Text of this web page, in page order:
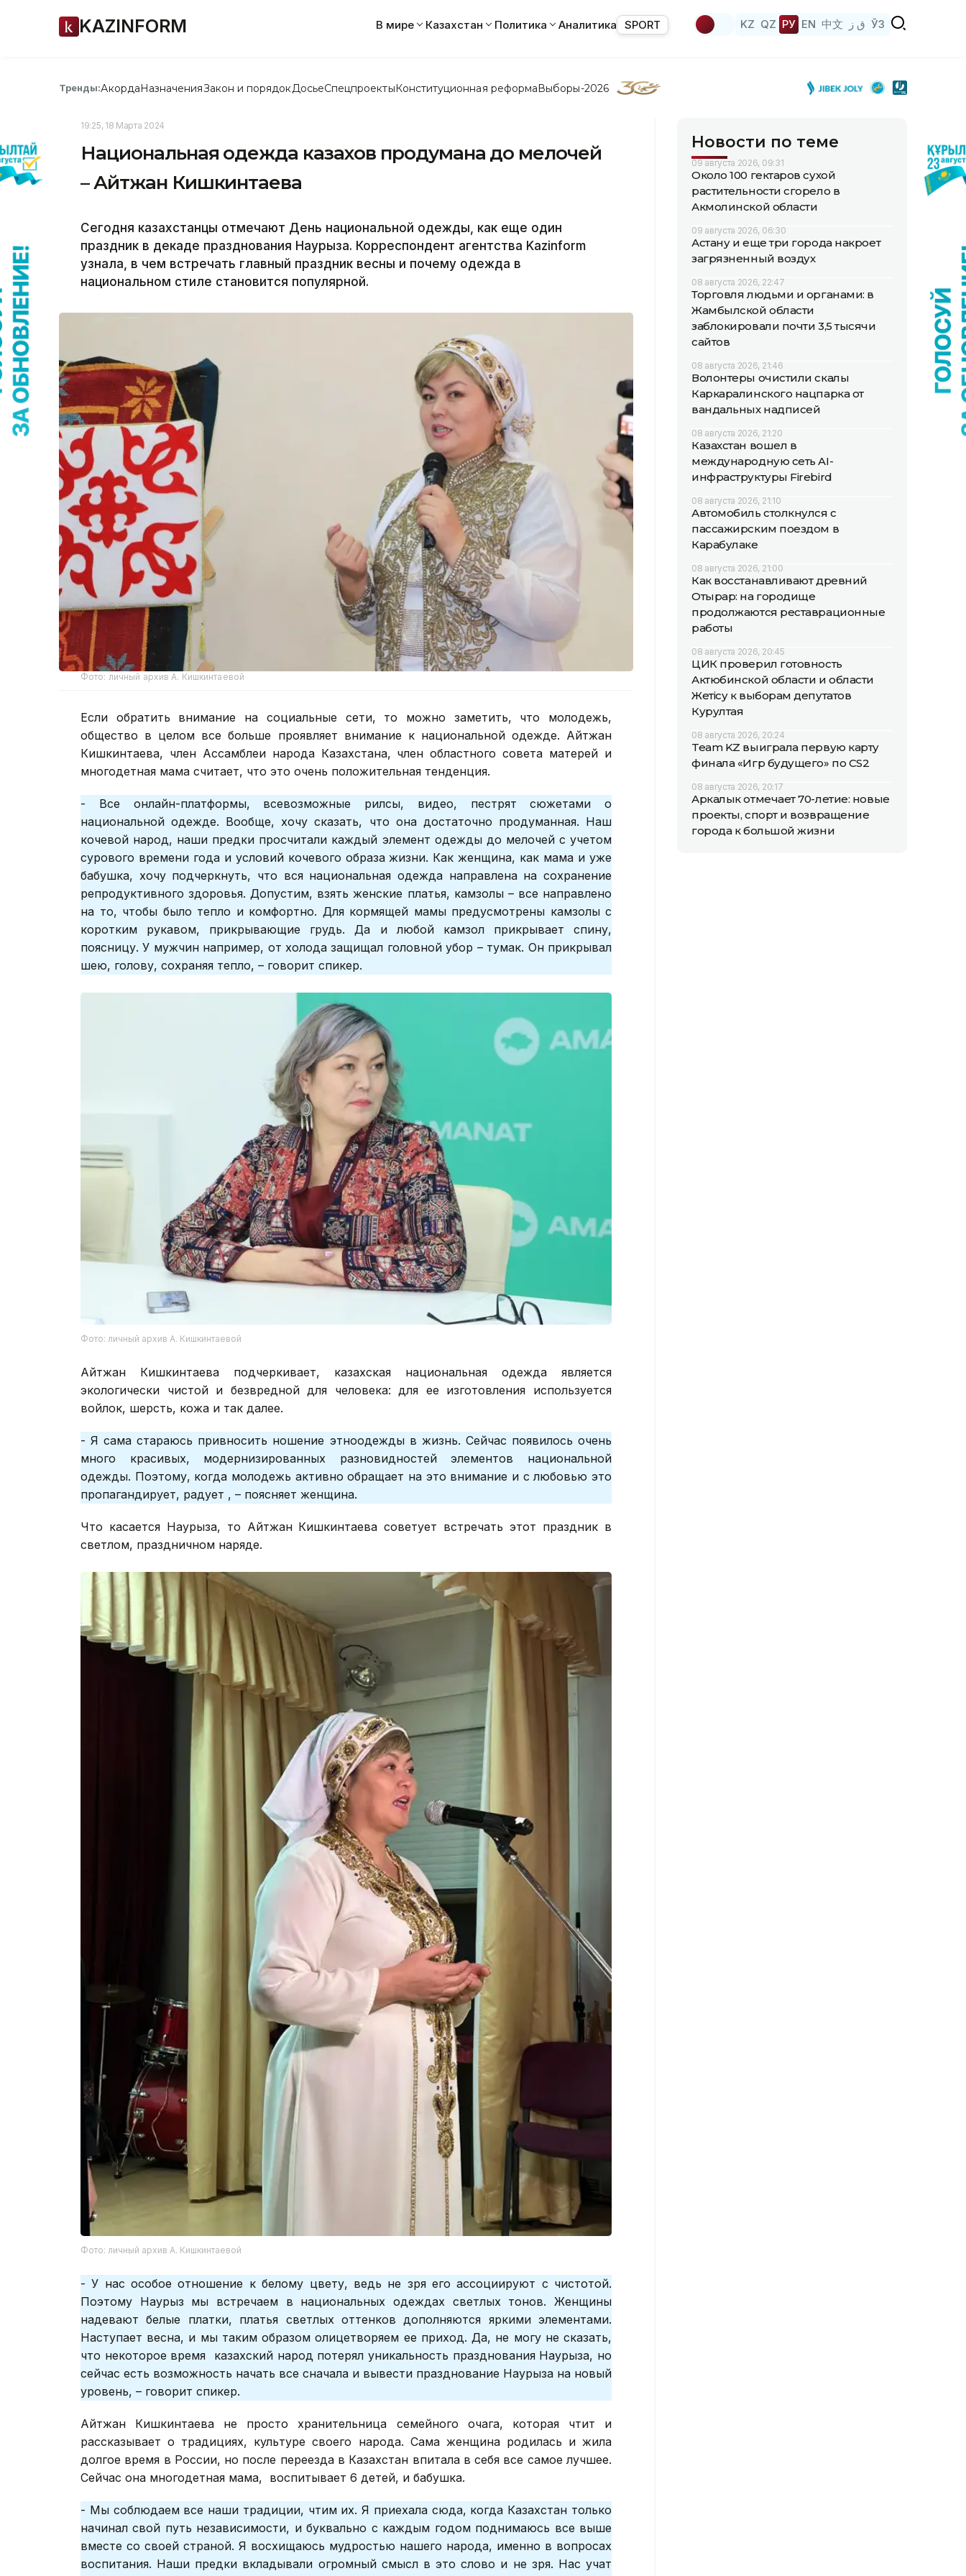
KAZINFORM В мире Казахстан Политика Аналитика SPORT KZ QZ РУ EN 中文 ق ز ЎЗ
Тренды:АкордаНазначенияЗакон и порядок ДосьеСпецпроектыКонституционная реформаВыборы-2026
19:25, 18 Марта 2024
Национальная одежда казахов продумана до мелочей
– Айтжан Кишкинтаева
Сегодня казахстанцы отмечают День национальной одежды, как еще один
праздник в декаде празднования Наурыза. Корреспондент агентства Kazinform
узнала, в чем встречать главный праздник весны и почему одежда в
национальном стиле становится популярной.
Фото: личный архив А. Кишкинтаевой
Если обратить внимание на социальные сети, то можно заметить, что молодежь,
общество в целом все больше проявляет внимание к национальной одежде. Айтжан
Кишкинтаева, член Ассамблеи народа Казахстана, член областного совета матерей и
многодетная мама считает, что это очень положительная тенденция.
- Все онлайн-платформы, всевозможные рилсы, видео, пестрят сюжетами о
национальной одежде. Вообще, хочу сказать, что она достаточно продуманная. Наш
кочевой народ, наши предки просчитали каждый элемент одежды до мелочей с учетом
сурового времени года и условий кочевого образа жизни. Как женщина, как мама и уже
бабушка, хочу подчеркнуть, что вся национальная одежда направлена на сохранение
репродуктивного здоровья. Допустим, взять женские платья, камзолы – все направлено
на то, чтобы было тепло и комфортно. Для кормящей мамы предусмотрены камзолы с
коротким рукавом, прикрывающие грудь. Да и любой камзол прикрывает спину,
поясницу. У мужчин например, от холода защищал головной убор – тумак. Он прикрывал
шею, голову, сохраняя тепло, – говорит спикер.
Фото: личный архив А. Кишкинтаевой
Айтжан Кишкинтаева подчеркивает, казахская национальная одежда является
экологически чистой и безвредной для человека: для ее изготовления используется
войлок, шерсть, кожа и так далее.
- Я сама стараюсь привносить ношение этноодежды в жизнь. Сейчас появилось очень
много красивых, модернизированных разновидностей элементов национальной
одежды. Поэтому, когда молодежь активно обращает на это внимание и с любовью это
пропагандирует, радует , – поясняет женщина.
Что касается Наурыза, то Айтжан Кишкинтаева советует встречать этот праздник в
светлом, праздничном наряде.
Фото: личный архив А. Кишкинтаевой
- У нас особое отношение к белому цвету, ведь не зря его ассоциируют с чистотой.
Поэтому Наурыз мы встречаем в национальных одеждах светлых тонов. Женщины
надевают белые платки, платья светлых оттенков дополняются яркими элементами.
Наступает весна, и мы таким образом олицетворяем ее приход. Да, не могу не сказать,
что некоторое время казахский народ потерял уникальность празднования Наурыза, но
сейчас есть возможность начать все сначала и вывести празднование Наурыза на новый
уровень, – говорит спикер.
Айтжан Кишкинтаева не просто хранительница семейного очага, которая чтит и
рассказывает о традициях, культуре своего народа. Сама женщина родилась и жила
долгое время в России, но после переезда в Казахстан впитала в себя все самое лучшее.
Сейчас она многодетная мама, воспитывает 6 детей, и бабушка.
- Мы соблюдаем все наши традиции, чтим их. Я приехала сюда, когда Казахстан только
начинал свой путь независимости, и буквально с каждым годом поднимаюсь все выше
вместе со своей страной. Я восхищаюсь мудростью нашего народа, именно в вопросах
воспитания. Наши предки вкладывали огромный смысл в это слово и не зря. Нас учат
Новости по теме
09 августа 2026, 09:31
Около 100 гектаров сухой
растительности сгорело в
Акмолинской области
09 августа 2026, 06:30
Астану и еще три города накроет
загрязненный воздух
08 августа 2026, 22:47
Торговля людьми и органами: в
Жамбылской области
заблокировали почти 3,5 тысячи
сайтов
08 августа 2026, 21:46
Волонтеры очистили скалы
Каркаралинского нацпарка от
вандальных надписей
08 августа 2026, 21:20
Казахстан вошел в
международную сеть AI-
инфраструктуры Firebird
08 августа 2026, 21:10
Автомобиль столкнулся с
пассажирским поездом в
Карабулаке
08 августа 2026, 21:00
Как восстанавливают древний
Отырар: на городище
продолжаются реставрационные
работы
08 августа 2026, 20:45
ЦИК проверил готовность
Актюбинской области и области
Жетісу к выборам депутатов
Курултая
08 августа 2026, 20:24
Team KZ выиграла первую карту
финала «Игр будущего» по CS2
08 августа 2026, 20:17
Аркалык отмечает 70-летие: новые
проекты, спорт и возвращение
города к большой жизни